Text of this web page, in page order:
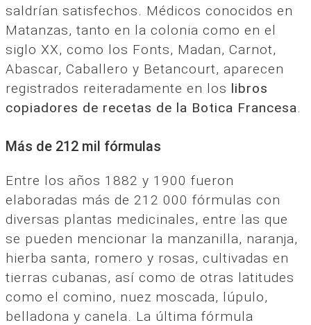
saldrían satisfechos. Médicos conocidos en
Matanzas, tanto en la colonia como en el
siglo XX, como los Fonts, Madan, Carnot,
Abascar, Caballero y Betancourt, aparecen
registrados reiteradamente en los libros
copiadores de recetas de la Botica Francesa.
Más de 212 mil fórmulas
Entre los años 1882 y 1900 fueron
elaboradas más de 212 000 fórmulas con
diversas plantas medicinales, entre las que
se pueden mencionar la manzanilla, naranja,
hierba santa, romero y rosas, cultivadas en
tierras cubanas, así como de otras latitudes
como el comino, nuez moscada, lúpulo,
belladona y canela. La última fórmula